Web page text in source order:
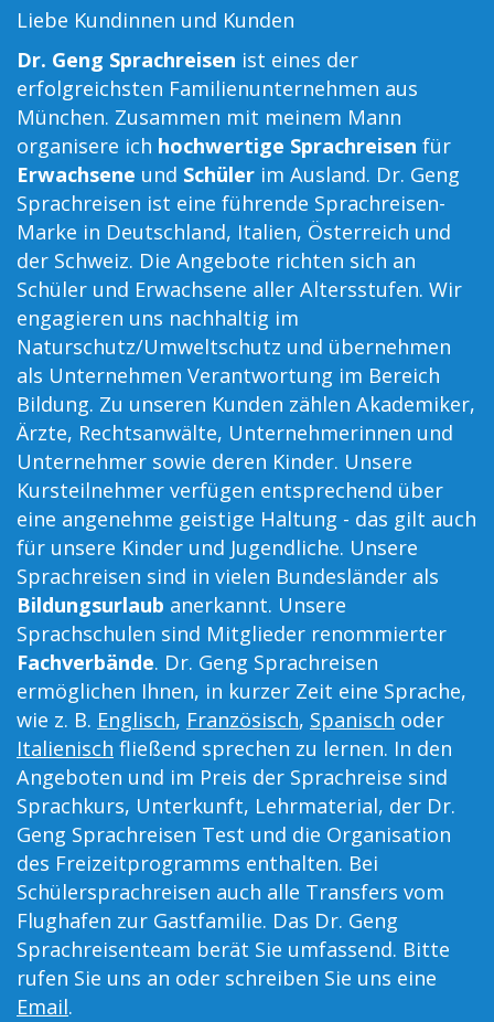
Liebe Kundinnen und Kunden
Dr. Geng Sprachreisen ist eines der
erfolgreichsten Familienunternehmen aus
München. Zusammen mit meinem Mann
organisere ich hochwertige Sprachreisen für
Erwachsene und Schüler im Ausland. Dr. Geng
Sprachreisen ist eine führende Sprachreisen-
Marke in Deutschland, Italien, Österreich und
der Schweiz. Die Angebote richten sich an
Schüler und Erwachsene aller Altersstufen. Wir
engagieren uns nachhaltig im
Naturschutz/Umweltschutz und übernehmen
als Unternehmen Verantwortung im Bereich
Bildung. Zu unseren Kunden zählen Akademiker,
Ärzte, Rechtsanwälte, Unternehmerinnen und
Unternehmer sowie deren Kinder. Unsere
Kursteilnehmer verfügen entsprechend über
eine angenehme geistige Haltung - das gilt auch
für unsere Kinder und Jugendliche. Unsere
Sprachreisen sind in vielen Bundesländer als
Bildungsurlaub anerkannt. Unsere
Sprachschulen sind Mitglieder renommierter
Fachverbände. Dr. Geng Sprachreisen
ermöglichen Ihnen, in kurzer Zeit eine Sprache,
wie z. B. Englisch, Französisch, Spanisch oder
Italienisch fließend sprechen zu lernen. In den
Angeboten und im Preis der Sprachreise sind
Sprachkurs, Unterkunft, Lehrmaterial, der Dr.
Geng Sprachreisen Test und die Organisation
des Freizeitprogramms enthalten. Bei
Schülersprachreisen auch alle Transfers vom
Flughafen zur Gastfamilie. Das Dr. Geng
Sprachreisenteam berät Sie umfassend. Bitte
rufen Sie uns an oder schreiben Sie uns eine
Email.